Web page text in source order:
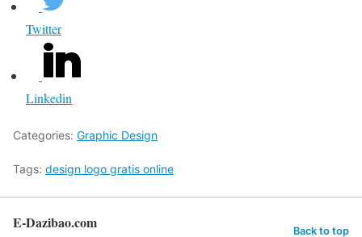
Twitter
Linkedin
Categories: Graphic Design
Tags: design logo gratis online
E-Dazibao.com Back to top